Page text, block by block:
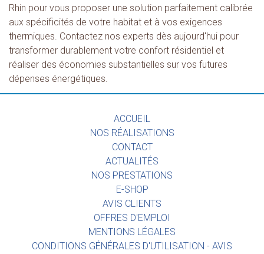
Rhin pour vous proposer une solution parfaitement calibrée
aux spécificités de votre habitat et à vos exigences
thermiques. Contactez nos experts dès aujourd'hui pour
transformer durablement votre confort résidentiel et
réaliser des économies substantielles sur vos futures
dépenses énergétiques.
ACCUEIL
NOS RÉALISATIONS
CONTACT
ACTUALITÉS
NOS PRESTATIONS
E-SHOP
AVIS CLIENTS
OFFRES D'EMPLOI
MENTIONS LÉGALES
CONDITIONS GÉNÉRALES D'UTILISATION - AVIS